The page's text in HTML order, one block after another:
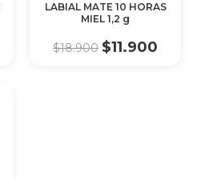
LABIAL MATE 10 HORAS
MIEL 1,2 g
$18.900 $11.900